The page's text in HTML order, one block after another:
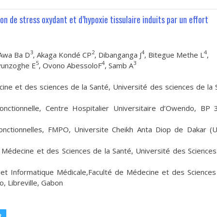
de stress oxydant et d’hypoxie tissulaire induits par un effort
Ba D3, Akaga Kondé CP2, Dibanganga J4, Bitegue Methe L 4,
E5, Ovono AbessoloF4, Samb A3
et des sciences de la Santé, Université des sciences de la
Centre Hospitalier Universitaire d’Owendo, BP
FMPO, Universite Cheikh Anta Diop de Dakar
et des Sciences de la Santé, Université des
Informatique Médicale,Faculté de Médecine et des
Libreville, Gabon